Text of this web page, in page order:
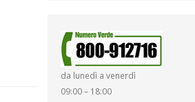
da lunedì a venerdì
09:00 – 18:00